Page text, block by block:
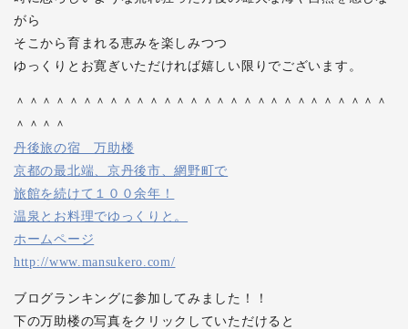
がら
そこから育まれる恵みを楽しみつつ
ゆっくりとお寛ぎいただければ嬉しい限りでございます。
＾＾＾＾＾＾＾＾＾＾＾＾＾＾＾＾＾＾＾＾＾＾＾＾＾＾＾＾
＾＾＾＾
丹後旅の宿 万助楼
京都の最北端、京丹後市、網野町で
旅館を続けて１００余年！
温泉とお料理でゆっくりと。
ホームページ
http://www.mansukero.com/
ブログランキングに参加してみました！！
下の万助楼の写真をクリックしていただけると